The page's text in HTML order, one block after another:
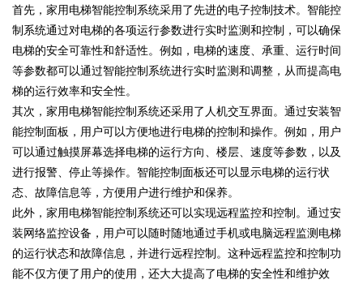
首先，家用电梯智能控制系统采用了先进的电子控制技术。智能控
制系统通过对电梯的各项运行参数进行实时监测和控制，可以确保
电梯的安全可靠性和舒适性。例如，电梯的速度、承重、运行时间
等参数都可以通过智能控制系统进行实时监测和调整，从而提高电
梯的运行效率和安全性。
其次，家用电梯智能控制系统还采用了人机交互界面。通过安装智
能控制面板，用户可以方便地进行电梯的控制和操作。例如，用户
可以通过触摸屏幕选择电梯的运行方向、楼层、速度等参数，以及
进行报警、停止等操作。智能控制面板还可以显示电梯的运行状
态、故障信息等，方便用户进行维护和保养。
此外，家用电梯智能控制系统还可以实现远程监控和控制。通过安
装网络监控设备，用户可以随时随地通过手机或电脑远程监测电梯
的运行状态和故障信息，并进行远程控制。这种远程监控和控制功
能不仅方便了用户的使用，还大大提高了电梯的安全性和维护效